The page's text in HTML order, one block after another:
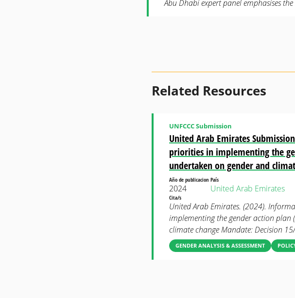
Abu Dhabi expert panel emphasises
Related Resources
United Arab Emirates
priorities in implementing the
undertaken on gender and
UNFCCC Submission
Año de publicacion
2024
País
United Arab Emirates
Cita/s
United Arab Emirates. (2024).
implementing the gender action plan
climate change Mandate: Decision
GENDER ANALYSIS & ASSESSMENT